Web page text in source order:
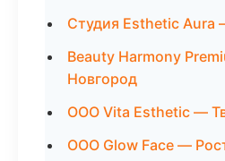
Студия Esthetic
Beauty Harmony
Новгород
ООО Vita Esthetic —
ООО Glow Face —